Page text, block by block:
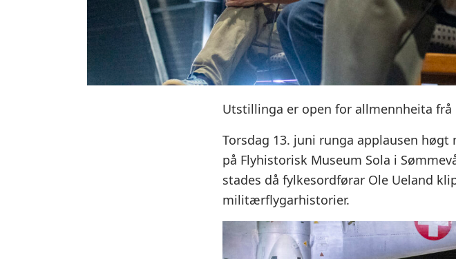
Utstillinga er open for allmennheita
Torsdag 13. juni runga applausen
på Flyhistorisk Museum Sola i
stades då fylkesordførar Ole Ueland
militærflygarhistorier.